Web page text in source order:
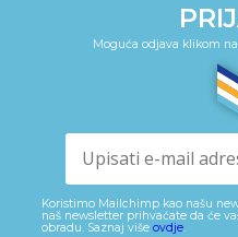
Moguća odjava klikom
Koristimo Mailchimp kao našu
naš newsletter prihvaćate da će
obradu. Saznaj više ovdje.